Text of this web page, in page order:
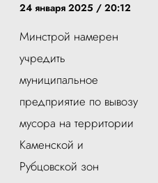
24 января 2025 / 20:12
Минстрой намерен
учредить
муниципальное
предприятие по вывозу
мусора на территории
Каменской и
Рубцовской зон